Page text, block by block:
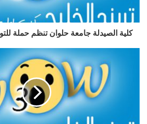
كلية الصيدلة جامعة حلوان تنظم حملة